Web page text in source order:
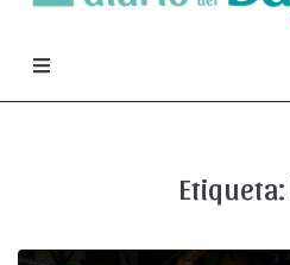
Etiqueta: